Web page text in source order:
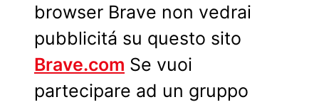
browser Brave non vedrai
pubblicitá su questo sito
Brave.com Se vuoi
partecipare ad un gruppo